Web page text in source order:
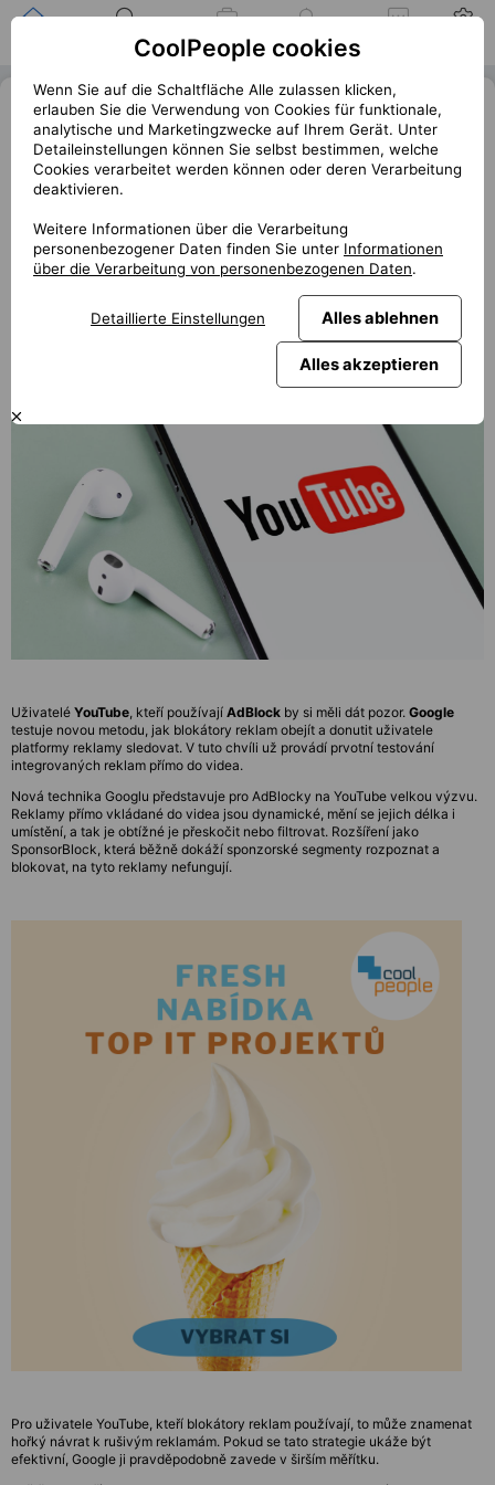
Position
Jobs
Konec blokátorů reklam na YouTube,
Google mění pravidla hry
« Zurück
Google přichází o příjmy ze shlédnutých reklam kvůli
blokátorům reklam. Reklamy se nyní mohou stát přímou
součástí samotných videí, které AdBlocky už nerozeznají.
Uživatelé YouTube, kteří používají AdBlock by si měli dát pozor. Google
testuje novou metodu, jak blokátory reklam obejít a donutit uživatele
platformy reklamy sledovat. V tuto chvíli už provádí prvotní testování
integrovaných reklam přímo do videa.
Nová technika Googlu představuje pro AdBlocky na YouTube velkou výzvu.
Reklamy přímo vkládané do videa jsou dynamické, mění se jejich délka i
umístění, a tak je obtížné je přeskočit nebo filtrovat. Rozšíření jako
SponsorBlock, která běžně dokáží sponzorské segmenty rozpoznat a
blokovat, na tyto reklamy nefungují.
Pro uživatele YouTube, kteří blokátory reklam používají, to může znamenat
hořký návrat k rušivým reklamám. Pokud se tato strategie ukáže být
efektivní, Google ji pravděpodobně zavede v širším měřítku.
CoolPeople cookies
Wenn Sie auf die Schaltfläche Alle zulassen klicken,
erlauben Sie die Verwendung von Cookies für funktionale,
analytische und Marketingzwecke auf Ihrem Gerät. Unter
Detaileinstellungen können Sie selbst bestimmen, welche
Cookies verarbeitet werden können oder deren Verarbeitung
deaktivieren.
Weitere Informationen über die Verarbeitung
personenbezogener Daten finden Sie unter Informationen
über die Verarbeitung von personenbezogenen Daten.
Detaillierte Einstellungen Alles ablehnen
Alles akzeptieren